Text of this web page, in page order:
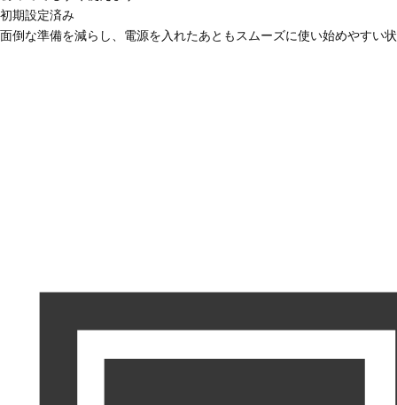
初期設定済み
面倒な準備を減らし、電源を入れたあともスムーズに使い始めやすい